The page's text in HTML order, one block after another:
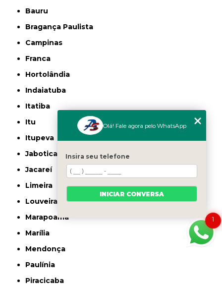
Bauru
Bragança Paulista
Campinas
Franca
Hortolândia
Indaiatuba
Itatiba
Itu
Itupeva
Jaboticabal
Jacareí
Limeira
Louveira
Marapoama
Marília
Mendonça
Paulínia
Piracicaba
1
Olá! Fale agora pelo WhatsApp
Insira seu telefone
INICIAR CONVERSA